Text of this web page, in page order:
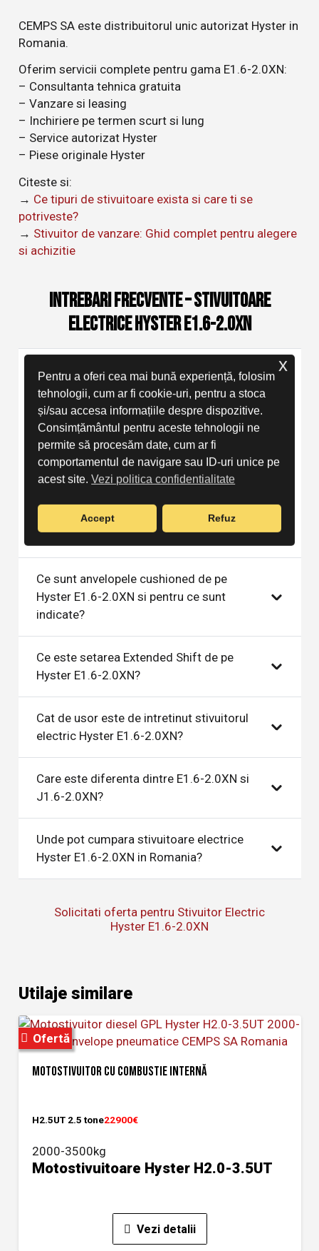
Pentru a oferi cea mai bună experiență, folosim
tehnologii, cum ar fi cookie-uri, pentru a stoca
și/sau accesa informațiile despre dispozitive.
Consimțământul pentru aceste tehnologii ne
permite să procesăm date, cum ar fi
comportamentul de navigare sau ID-uri unice pe
acest site.Vezi politica confidentialitate
Accept Refuz
x
CEMPS SA este distribuitorul unic autorizat Hyster in
Romania.
Oferim servicii complete pentru gama E1.6-2.0XN:
– Consultanta tehnica gratuita
– Vanzare si leasing
– Inchiriere pe termen scurt si lung
– Service autorizat Hyster
– Piese originale Hyster
Citeste si:
→ Ce tipuri de stivuitoare exista si care ti se
potriveste?
→ Stivuitor de vanzare: Ghid complet pentru alegere
si achizitie
Intrebari frecvente – Stivuitoare
Electrice Hyster E1.6-2.0XN
Ce modele include gama Hyster E1.6-
2.0XN?
Gama Hyster E1.6-2.0XN include 3 modele de
stivuitoare electrice cu 4 roti si anvelope
cushioned: E1.6XN (1.600 kg), E1.8XN (1.800
kg) si E2.0XN (2.000 kg). Toate au inaltime de
ridicare de 5.500 mm, sistem 48V cu baterii
de 690Ah si greutati intre 3.414 si 3.719 kg.
Ce sunt anvelopele cushioned de pe
Hyster E1.6-2.0XN si pentru ce sunt
indicate?
Ce este setarea Extended Shift de pe
Hyster E1.6-2.0XN?
Cat de usor este de intretinut stivuitorul
electric Hyster E1.6-2.0XN?
Care este diferenta dintre E1.6-2.0XN si
J1.6-2.0XN?
Unde pot cumpara stivuitoare electrice
Hyster E1.6-2.0XN in Romania?
Solicitati oferta pentru Stivuitor Electric
Hyster E1.6-2.0XN
Utilaje similare
Ofertă
MOTOSTIVUITOR CU COMBUSTIE INTERNĂ
H2.5UT 2.5 tone22900€
2000-3500kg
Motostivuitoare Hyster H2.0-3.5UT
Vezi detalii